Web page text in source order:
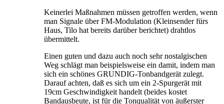
Keinerlei Maßnahmen müssen getroffen werden, wenn
man Signale über FM-Modulation (Kleinsender fürs
Haus, Tilo hat bereits darüber berichtet) drahtlos
übermittelt.
Einen guten und dazu auch noch sehr nostalgischen
Weg schlägt man beispielsweise ein damit, indem man
sich ein schönes GRUNDIG-Tonbandgerät zulegt.
Darauf achten, daß es sich um ein 2-Spurgerät mit
19cm Geschwindigkeit handelt (beides kostet
Bandausbeute, ist für die Tonqualität von äußerster